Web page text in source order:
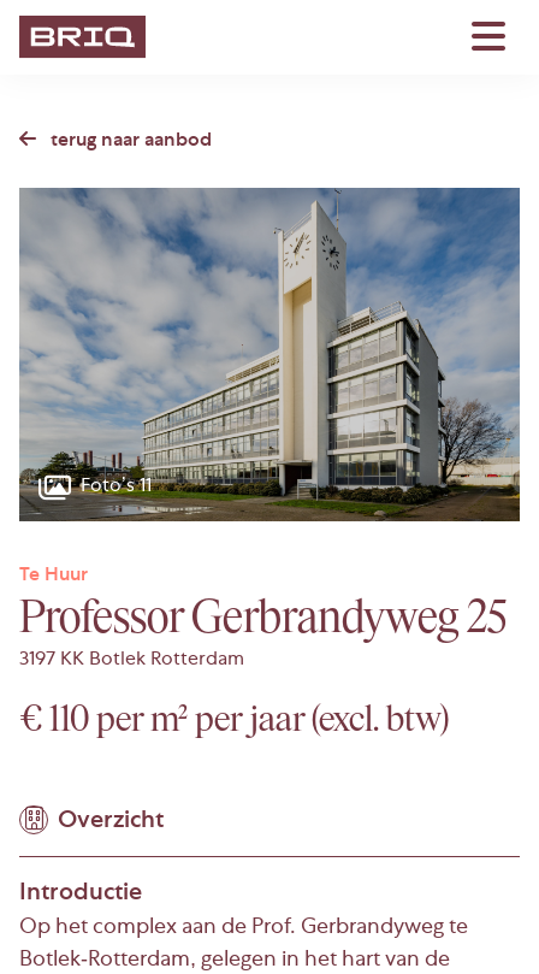
terug naar aanbod
Foto’s 11
Te Huur
Professor Gerbrandyweg 25
3197 KK Botlek Rotterdam
€ 110 per m² per jaar (excl. btw)
Overzicht
Introductie
Op het complex aan de Prof. Gerbrandyweg te
Botlek-Rotterdam, gelegen in het hart van de